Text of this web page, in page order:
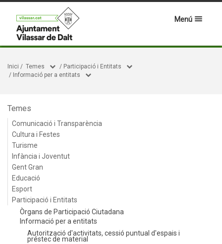
Menú
Inici / Temes / Participació i Entitats
/ Informació per a entitats
Temes
Comunicació i Transparència
Cultura i Festes
Turisme
Infància i Joventut
Gent Gran
Educació
Esport
Participació i Entitats
Òrgans de Participació Ciutadana
Informació per a entitats
Autorització d'activitats, cessió puntual d'espais i
préstec de material